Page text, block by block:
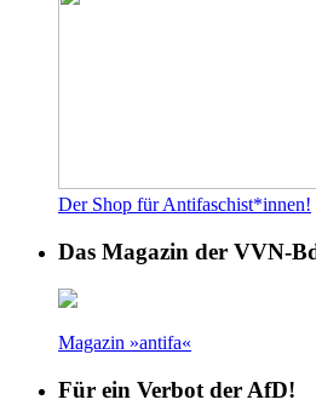
Der Shop für Antifaschist*innen!
Das Magazin der VVN-
Magazin »antifa«
Für ein Verbot der AfD!